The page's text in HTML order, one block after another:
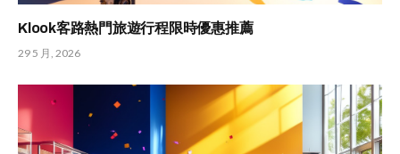
Klook客路熱門旅遊行程限時優惠推薦
29 5 月, 2026